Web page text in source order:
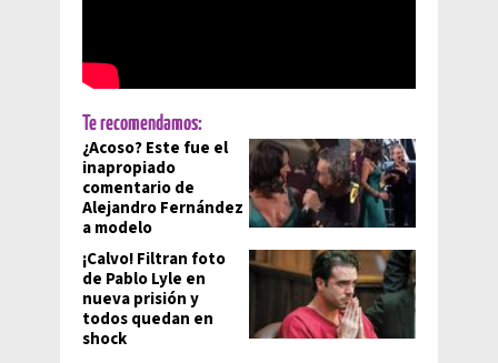
Te recomendamos:
¿Acoso? Este fue el
inapropiado
comentario de
Alejandro Fernández
a modelo
¡Calvo! Filtran foto
de Pablo Lyle en
nueva prisión y
todos quedan en
shock